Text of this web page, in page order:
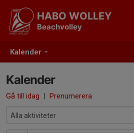
Kalender
HABO WOLLEY
Beachvolley
Kalender
Gå till idag | Prenumerera